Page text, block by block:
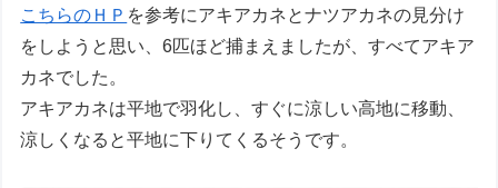
こちらのＨＰ を参考にアキアカネとナツアカネの見分け
をしようと思い、6匹ほど捕まえましたが、すべてアキア
カネでした。
アキアカネは平地で羽化し、すぐに涼しい高地に移動、
涼しくなると平地に下りてくるそうです。